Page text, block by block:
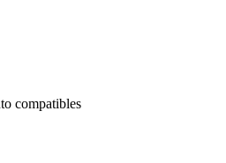
compatibles